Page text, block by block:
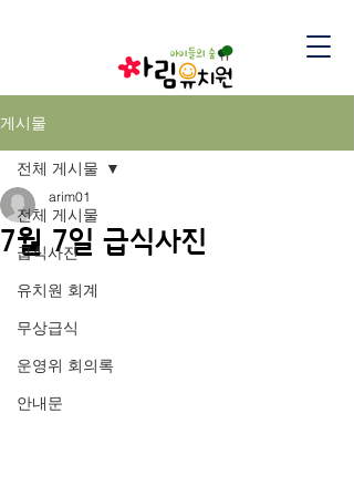
게시물
전체 게시물
급식사진
유치원 회계
무상급식
운영위 회의록
안내문
전체 게시물
7월 7일 급식사진
arim01